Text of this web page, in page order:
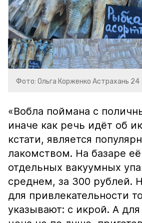
Фото: Ольга Корженко Астрахань 24
«Вобла поймана с
иначе как речь идёт об
кстати, является
лакомством. На базаре
отдельных вакуумных
среднем, за 300 рублей.
для привлекательности
указывают: с икрой. А